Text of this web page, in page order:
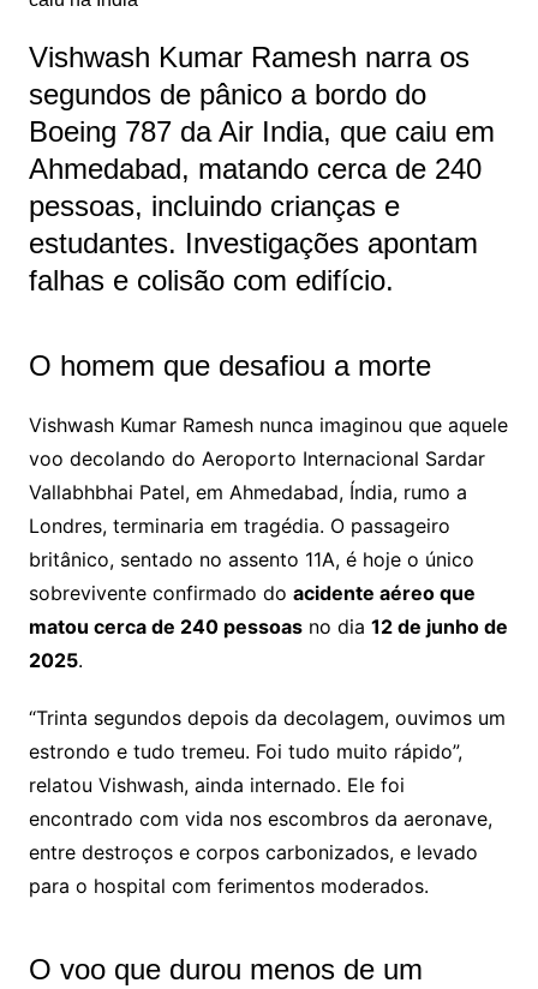
Vishwash Kumar Ramesh narra os
segundos de pânico a bordo do
Boeing 787 da Air India, que caiu em
Ahmedabad, matando cerca de 240
pessoas, incluindo crianças e
estudantes. Investigações apontam
falhas e colisão com edifício.
O homem que desafiou a morte
Vishwash Kumar Ramesh nunca imaginou que aquele
voo decolando do Aeroporto Internacional Sardar
Vallabhbhai Patel, em Ahmedabad, Índia, rumo a
Londres, terminaria em tragédia. O passageiro
britânico, sentado no assento 11A, é hoje o único
sobrevivente confirmado do acidente aéreo que
matou cerca de 240 pessoasno dia 12 de junho de
2025.
“Trinta segundos depois da decolagem, ouvimos um
estrondo e tudo tremeu. Foi tudo muito rápido”,
relatou Vishwash, ainda internado. Ele foi
encontrado com vida nos escombros da aeronave,
entre destroços e corpos carbonizados, e levado
para o hospital com ferimentos moderados.
O voo que durou menos de um